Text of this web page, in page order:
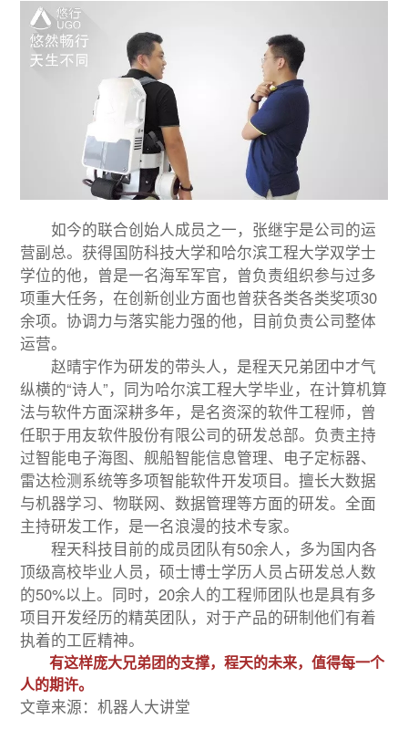
如今的联合创始人成员之一，张继宇是公司的运
营副总。获得国防科技大学和哈尔滨工程大学双学士
学位的他，曾是一名海军军官，曾负责组织参与过多
项重大任务，在创新创业方面也曾获各类各类奖项30
余项。协调力与落实能力强的他，目前负责公司整体
运营。
赵晴宇作为研发的带头人，是程天兄弟团中才气
纵横的“诗人”，同为哈尔滨工程大学毕业，在计算机算
法与软件方面深耕多年，是名资深的软件工程师，曾
任职于用友软件股份有限公司的研发总部。负责主持
过智能电子海图、舰船智能信息管理、电子定标器、
雷达检测系统等多项智能软件开发项目。擅长大数据
与机器学习、物联网、数据管理等方面的研发。全面
主持研发工作，是一名浪漫的技术专家。
程天科技目前的成员团队有50余人，多为国内各
顶级高校毕业人员，硕士博士学历人员占研发总人数
的50%以上。同时，20余人的工程师团队也是具有多
项目开发经历的精英团队，对于产品的研制他们有着
执着的工匠精神。
有这样庞大兄弟团的支撑，程天的未来，值得每一个
人的期许。
文章来源：机器人大讲堂